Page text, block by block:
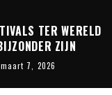
TER WERELD
ZIJN
maart 7, 2026